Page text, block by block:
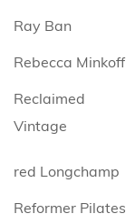
Ray Ban
Rebecca Minkoff
Reclaimed
Vintage
red Longchamp
Reformer Pilates